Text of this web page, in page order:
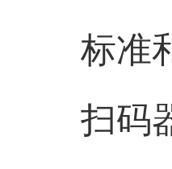
标准
扫码